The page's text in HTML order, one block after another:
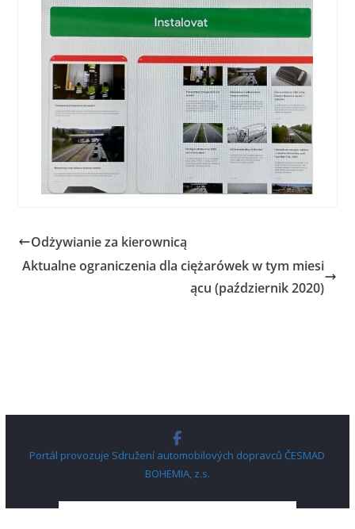
Odżywianie za kierownicą
Aktualne ograniczenia dla ciężarówek w tym miesi
ącu (październik 2020)
Portál provozuje Sdružení automobilových dopravců ČESMAD
BOHEMIA, z.s.